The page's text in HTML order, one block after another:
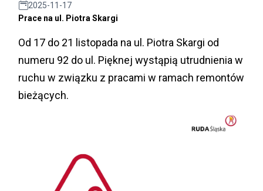
2025-11-17
Prace na ul. Piotra Skargi
Od 17 do 21 listopada na ul. Piotra Skargi od
numeru 92 do ul. Pięknej wystąpią utrudnienia w
ruchu w związku z pracami w ramach remontów
bieżących.